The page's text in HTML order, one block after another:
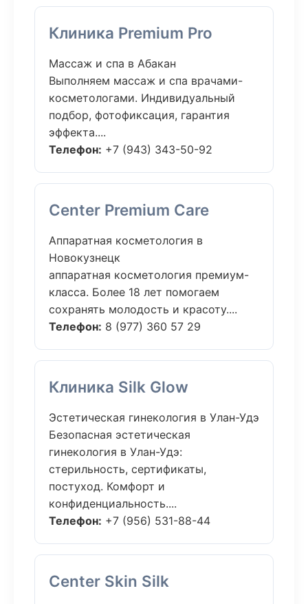
Клиника Premium Pro
Массаж и спа в Абакан
Выполняем массаж и спа врачами-
косметологами. Индивидуальный
подбор, фотофиксация, гарантия
эффекта....
Телефон: +7 (943) 343-50-92
Center Premium Care
Аппаратная косметология в
Новокузнецк
аппаратная косметология премиум-
класса. Более 18 лет помогаем
сохранять молодость и красоту....
Телефон: 8 (977) 360 57 29
Клиника Silk Glow
Эстетическая гинекология в Улан-Удэ
Безопасная эстетическая
гинекология в Улан-Удэ:
стерильность, сертификаты,
постуход. Комфорт и
конфиденциальность....
Телефон: +7 (956) 531-88-44
Center Skin Silk